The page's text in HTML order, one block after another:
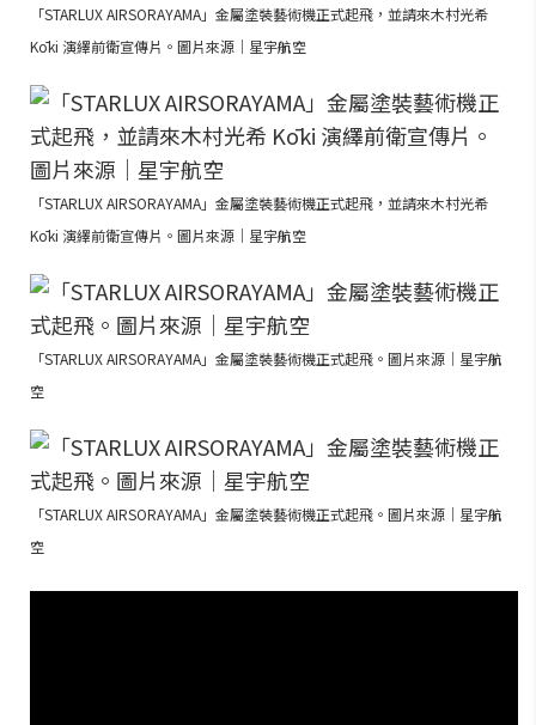
「STARLUX AIRSORAYAMA」金屬塗裝藝術機正式起飛，並請來木村光希
Kōki 演繹前衛宣傳片。圖片來源｜星宇航空
「STARLUX AIRSORAYAMA」金屬塗裝藝術機正式起飛，並請來木村光希
Kōki 演繹前衛宣傳片。圖片來源｜星宇航空
「STARLUX AIRSORAYAMA」金屬塗裝藝術機正式起飛。圖片來源｜星宇航
空
「STARLUX AIRSORAYAMA」金屬塗裝藝術機正式起飛。圖片來源｜星宇航
空